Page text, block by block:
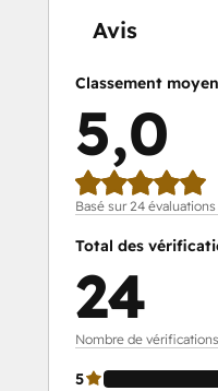
Avis
Classement moyen
5,0
Basé sur 24 évaluations
Total des
24
Nombre de
5